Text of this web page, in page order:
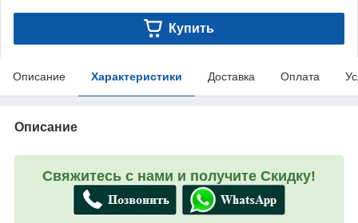
Купить
Описание Характеристики Доставка Оплата
Описание
Свяжитесь с нами и получите Скидку!